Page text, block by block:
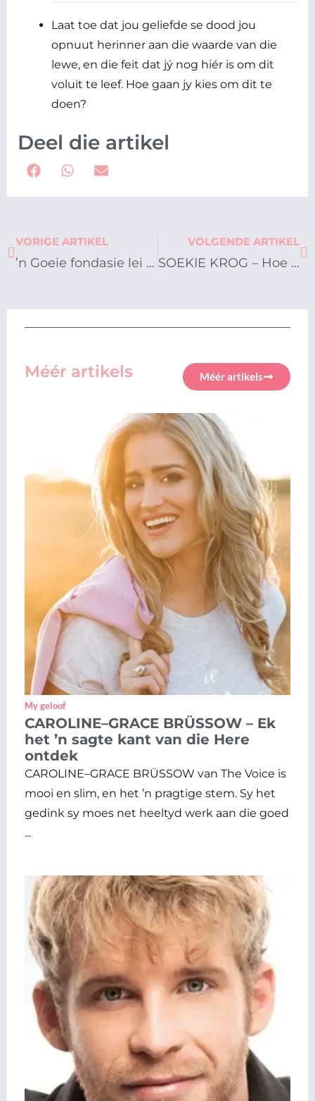
Laat toe dat jou geliefde se dood jou
opnuut herinner aan die waarde van die
lewe, en die feit dat jý nog hiér is om dit
voluit te leef. Hoe gaan jy kies om dit te
doen?
Deel die artikel
Prev
VORIGE ARTIKEL
’n Goeie fondasie lei tot goeie besluite
VOLGENDE ARTIKEL
SOEKIE KROG – Hoe jou foute jou na beter besluitneming kan lei
Méér artikels Méér artikels
My geloof
CAROLINE–GRACE BRÜSSOW – Ek
het ’n sagte kant van die Here
ontdek
CAROLINE–GRACE BRÜSSOW van The Voice is
mooi en slim, en het ’n pragtige stem. Sy het
gedink sy moes net heeltyd werk aan die goed
...